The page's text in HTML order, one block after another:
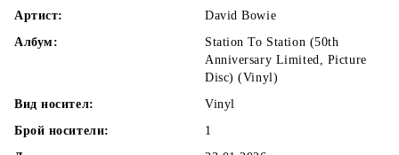
Артист:
David Bowie
Албум:
Station To Station (50th
Anniversary Limited, Picture
Disc) (Vinyl)
Вид носител:
Vinyl
Брой носители:
1